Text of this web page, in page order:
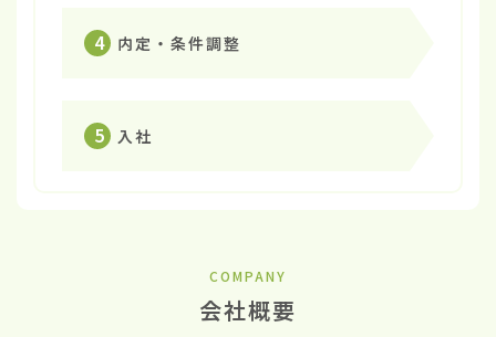
4 内定・条件調整
5 入社
COMPANY
会社概要